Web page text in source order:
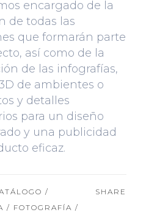
encargado de la
de todas las
que formarán parte
así como de la
de las infografías,
de ambientes o
y detalles
para un diseño
y una publicidad
eficaz.
/
/ FOTOGRAFÍA /
SHARE